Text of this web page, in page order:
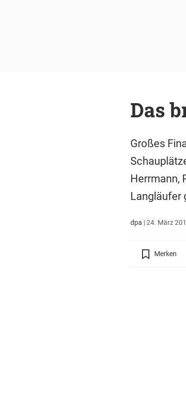
Das
Großes
Herrmann,
Langläufer
dpa |24. März
Merken